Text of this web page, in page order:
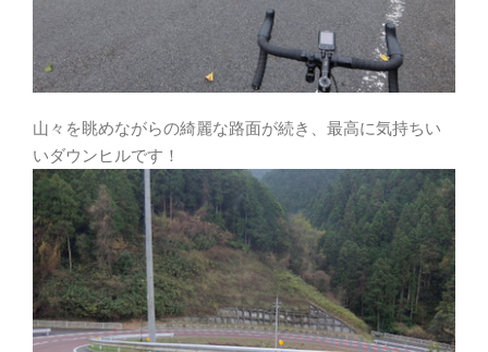
山々を眺めながらの綺麗な路面が続き、最高に気持ちい
いダウンヒルです！